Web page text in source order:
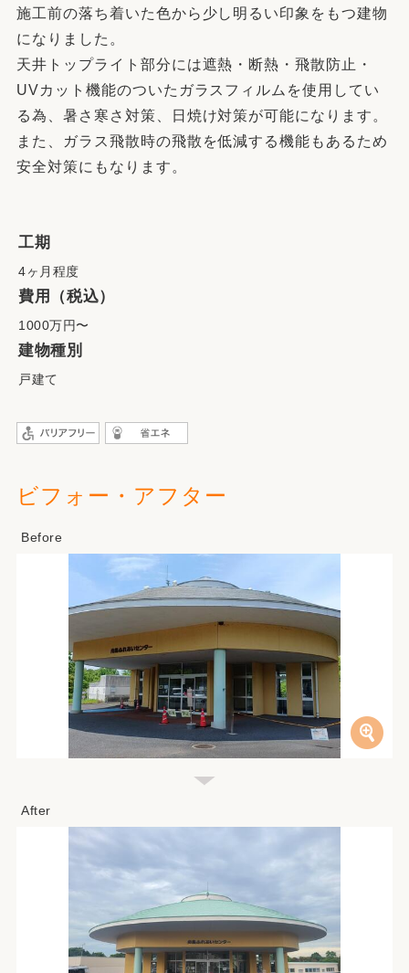
施工前の落ち着いた色から少し明るい印象をもつ建物
になりました。
天井トップライト部分には遮熱・断熱・飛散防止・
UVカット機能のついたガラスフィルムを使用してい
る為、暑さ寒さ対策、日焼け対策が可能になります。
また、ガラス飛散時の飛散を低減する機能もあるため
安全対策にもなります。
工期
4ヶ月程度
費用（税込）
1000万円〜
建物種別
戸建て
ビフォー・アフター